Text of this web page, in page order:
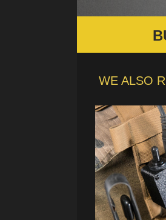
WE ALSO